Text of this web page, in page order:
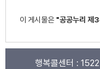
이 게시물은 "공공누리 제
행복콜센터 :